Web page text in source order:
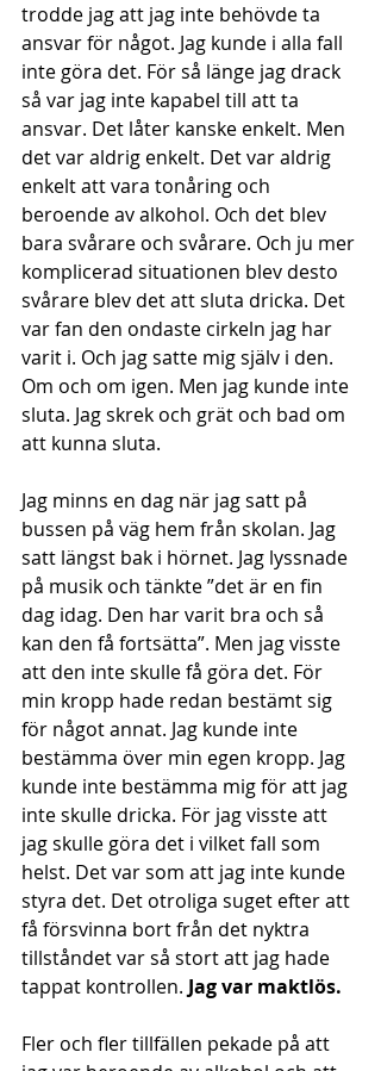
trodde jag att jag inte behövde ta
ansvar för något. Jag kunde i alla fall
inte göra det. För så länge jag drack
så var jag inte kapabel till att ta
ansvar. Det låter kanske enkelt. Men
det var aldrig enkelt. Det var aldrig
enkelt att vara tonåring och
beroende av alkohol. Och det blev
bara svårare och svårare. Och ju mer
komplicerad situationen blev desto
svårare blev det att sluta dricka. Det
var fan den ondaste cirkeln jag har
varit i. Och jag satte mig själv i den.
Om och om igen. Men jag kunde inte
sluta. Jag skrek och grät och bad om
att kunna sluta.
Jag minns en dag när jag satt på
bussen på väg hem från skolan. Jag
satt längst bak i hörnet. Jag lyssnade
på musik och tänkte ”det är en fin
dag idag. Den har varit bra och så
kan den få fortsätta”. Men jag visste
att den inte skulle få göra det. För
min kropp hade redan bestämt sig
för något annat. Jag kunde inte
bestämma över min egen kropp. Jag
kunde inte bestämma mig för att jag
inte skulle dricka. För jag visste att
jag skulle göra det i vilket fall som
helst. Det var som att jag inte kunde
styra det. Det otroliga suget efter att
få försvinna bort från det nyktra
tillståndet var så stort att jag hade
tappat kontrollen. Jag var maktlös.
Fler och fler tillfällen pekade på att